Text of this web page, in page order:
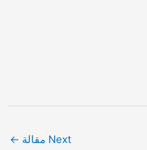
Next مقالة ←